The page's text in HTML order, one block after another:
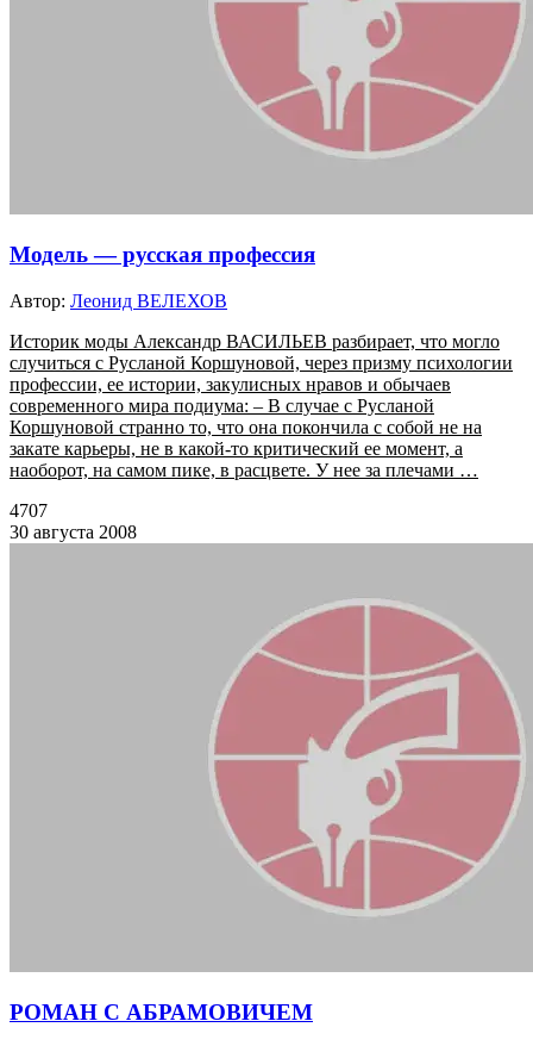
Модель — русская профессия
Автор: Леонид ВЕЛЕХОВ
Историк моды Александр ВАСИЛЬЕВ разбирает, что могло
случиться с Русланой Коршуновой, через призму психологии
профессии, ее истории, закулисных нравов и обычаев
современного мира подиума: – В случае с Русланой
Коршуновой странно то, что она покончила с собой не на
закате карьеры, не в какой-то критический ее момент, а
наоборот, на самом пике, в расцвете. У нее за плечами …
4707
30 августа 2008
РОМАН С АБРАМОВИЧЕМ